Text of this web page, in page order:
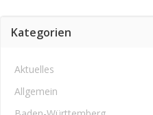
Kategorien
Aktuelles
Allgemein